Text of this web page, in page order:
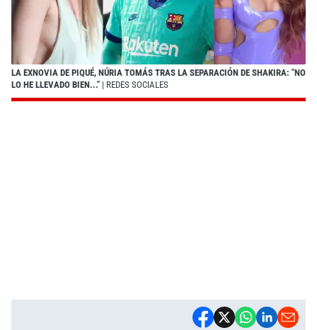
LA EXNOVIA DE PIQUÉ, NÚRIA TOMÁS TRAS LA SEPARACIÓN DE SHAKIRA: "NO
LO HE LLEVADO BIEN..." | REDES SOCIALES